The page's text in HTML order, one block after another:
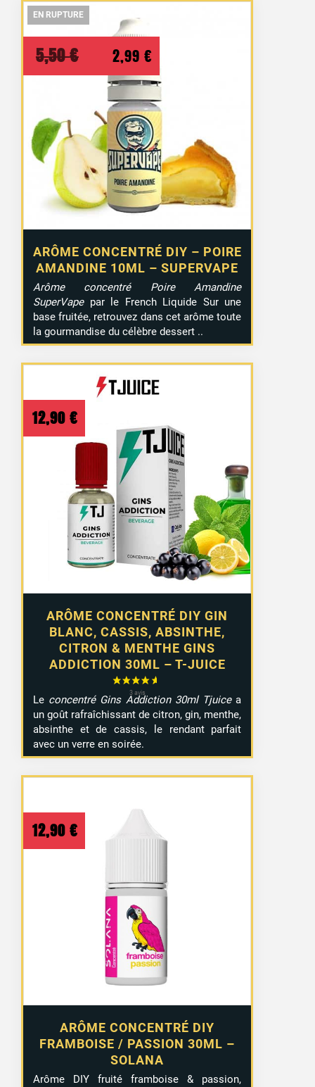
EN RUPTURE
EN RUPTURE
ARÔME CONCENTRÉ DIY – POIRE
AMANDINE 10ML – SUPERVAPE
5,50€
Le
prix
initial
était :
5,50 €.
2,99 €
prix
actuel
est :
2,99 €.
Arôme concentré Poire Amandine
SuperVapepar le French Liquide Sur une
base fruitée, retrouvez dans cet arôme toute
la gourmandise du célèbre dessert ..
EN RUPTURE
ARÔME CONCENTRÉ DIY GIN
BLANC, CASSIS, ABSINTHE,
CITRON & MENTHE GINS
ADDICTION 30ML – T-JUICE
12,90 €
Le concentré Gins Addiction 30ml Tjuicea
un goût rafraîchissant de citron, gin, menthe,
absinthe et de cassis, le rendant parfait
avec un verre en soirée.
ARÔME CONCENTRÉ DIY
FRAMBOISE / PASSION 30ML –
SOLANA
12,90 €
Arôme DIY fruité framboise & passion,